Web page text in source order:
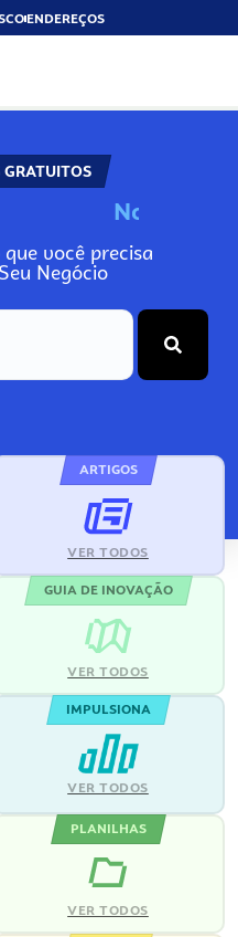
ENDEREÇOS
No
você precisa
Negócio
ARTIGOS
VER TODOS
GUIA DE INOVAÇÃO
VER TODOS
IMPULSIONA
VER TODOS
PLANILHAS
VER TODOS